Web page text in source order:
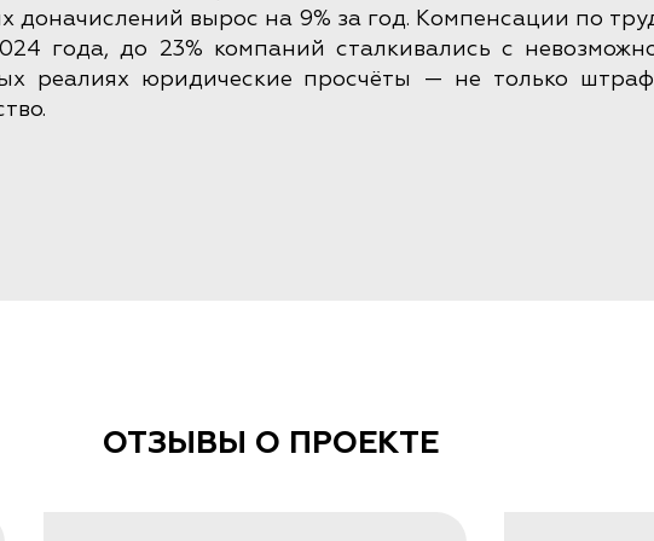
доначислений вырос на 9% за год. Компенсации по
года, до 23% компаний сталкивались с
реалиях юридические просчёты — не только
меняется очень быстро: только за 2024 год
ОТЗЫВЫ О ПРОЕКТЕ